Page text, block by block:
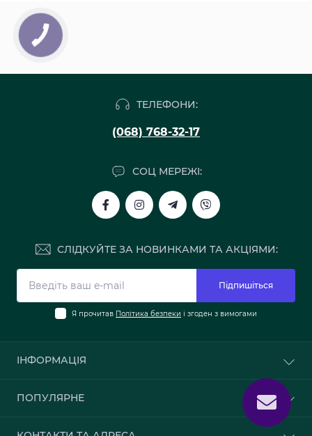
ТЕЛЕФОНИ:
(068) 768-32-17
СОЦ МЕРЕЖІ:
СЛІДКУЙТЕ ЗА НОВИНКАМИ ТА АКЦІЯМИ:
Підпишіться
Я прочитав Політика безпеки і згоден з вимогами
ІНФОРМАЦІЯ
Доставка та оплата
ПОПУЛЯРНЕ